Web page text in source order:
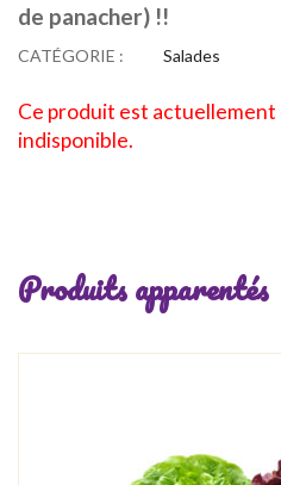
de panacher) !!
CATÉGORIE : Salades
Ce produit est
indisponible.
Produits apparentés